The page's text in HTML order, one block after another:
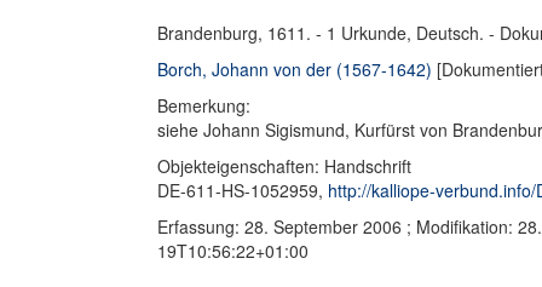
Brandenburg, 1611. - 1 Urkunde, Deutsch. -
Borch, Johann von der (1567-1642)
Bemerkung:
siehe Johann Sigismund, Kurfürst von
Objekteigenschaften: Handschrift
DE-611-HS-1052959, http://kalliope-
Erfassung: 28. September 2006 ; Modifikation:
19T10:56:22+01:00